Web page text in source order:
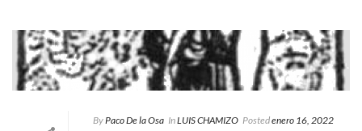
ByPaco De la Osa InLUIS CHAMIZO Postedenero 16, 2022